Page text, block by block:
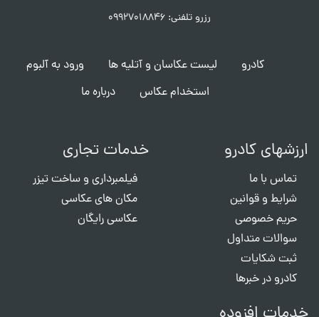
رزرو تلفنی: ۰۹۹۲۷۰۱۸۸۴۶
کادرو لیست عکاسان و آتلیه ها
ورود به آلبوم
استخدام عکاس
درباره ما
ارزشهای کادرو
تماس با ما
شرایط و قوانین
حریم خصوصی
سوالات متداول
ثبت شکایات
کادرو در خبرها
خدمات تجاری
فیلمبرداری و ساخت تیزر
مکان های عکاسی
عکاسی رایگان